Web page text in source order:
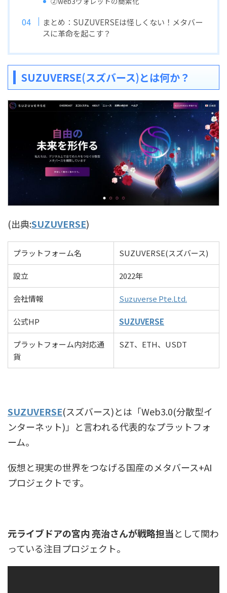
まとめ：SUZUVERSEは怪しくない！メタバー
スに革命を起こす？
SUZUVERSE(スズバース)とは何か？
(出典:SUZUVERSE)
プラットフォーム名 SUZUVERSE(スズバース)
設立 2022年
会社情報 Suzuverse Pte.Ltd.
公式HP SUZUVERSE
プラットフォーム内対応通
貨
SZT、ETH、USDT
SUZUVERSE(スズバース)とは「Web3.0(分散型イ
ンターネット)」と言われる代表的なプラットフォ
ーム。
仮想と現実の世界をつなげる国産のメタバース+AI
プロジェクトです。
元ライブドアの宮内 亮治さんが戦略担当として関わ
っている注目プロジェクト。